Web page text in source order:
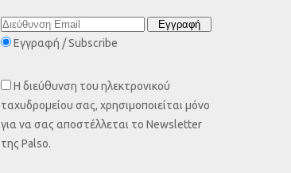
Εγγραφή / Subscribe
Η διεύθυνση του ηλεκτρονικού
ταχυδρομείου σας, χρησιμοποιείται μόνο
για να σας αποστέλλεται το Newsletter
της Palso.